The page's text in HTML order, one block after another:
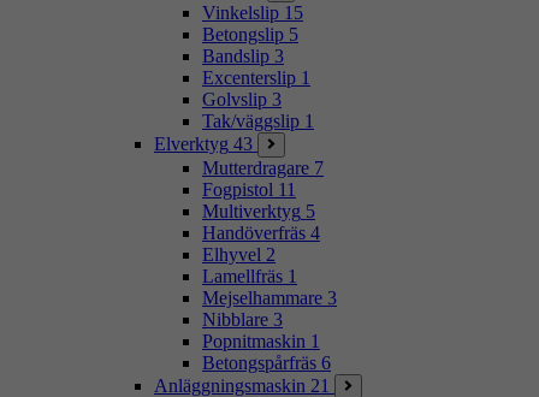
Vinkelslip 15
Betongslip 5
Bandslip 3
Excenterslip 1
Golvslip 3
Tak/väggslip 1
Elverktyg 43
Mutterdragare 7
Fogpistol 11
Multiverktyg 5
Handöverfräs 4
Elhyvel 2
Lamellfräs 1
Mejselhammare 3
Nibblare 3
Popnitmaskin 1
Betongspårfräs 6
Anläggningsmaskin 21